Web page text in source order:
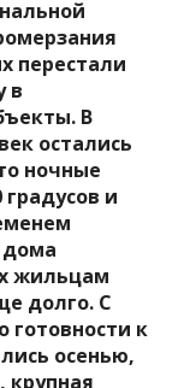
перестали
в
В
остались
ночные
и
дома
жильцам
долго. С
готовности к
осенью,
крупная